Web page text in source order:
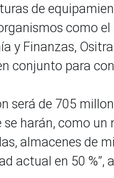
de
como
y Finanzas,
conjunto para
será de 705
se harán, como
almacenes de
actual en 50 %”,